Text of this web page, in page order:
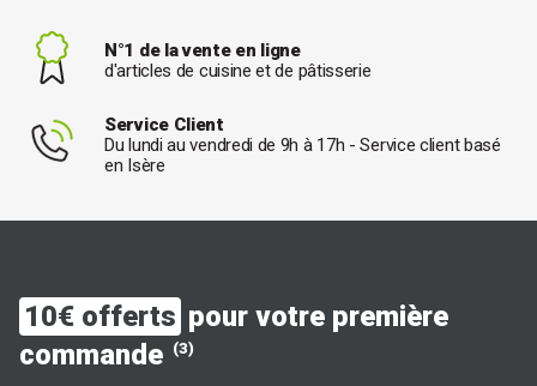
N°1 de la vente en ligne
d'articles de cuisine et de pâtisserie
Service Client
Du lundi au vendredi de 9h à 17h - Service client basé
en Isère
10€ offerts pour votre première
commande (3)